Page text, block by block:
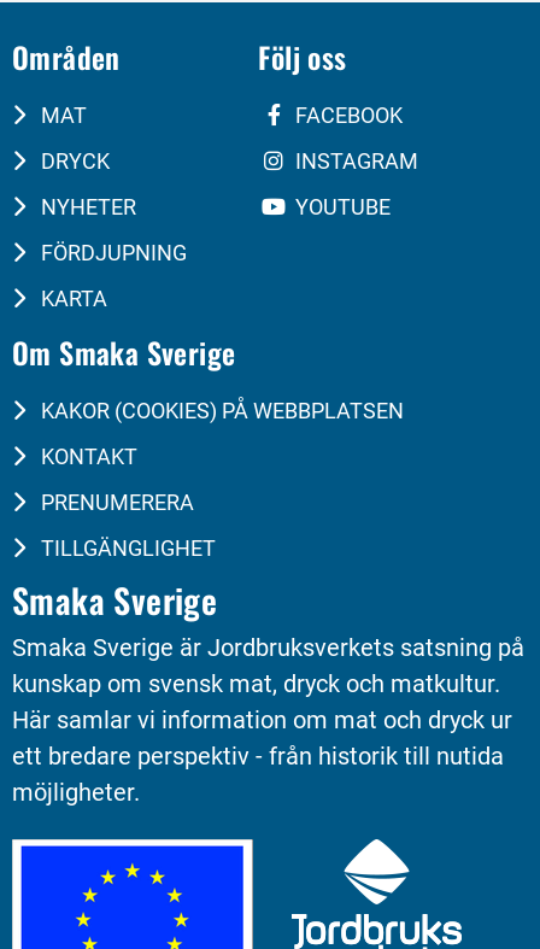
Områden
MAT
DRYCK
NYHETER
FÖRDJUPNING
KARTA
Följ oss
FACEBOOK
INSTAGRAM
YOUTUBE
Om Smaka Sverige
KAKOR (COOKIES) PÅ WEBBPLATSEN
KONTAKT
PRENUMERERA
TILLGÄNGLIGHET
Smaka Sverige
Smaka Sverige är Jordbruksverkets satsning på
kunskap om svensk mat, dryck och matkultur.
Här samlar vi information om mat och dryck ur
ett bredare perspektiv - från historik till nutida
möjligheter.